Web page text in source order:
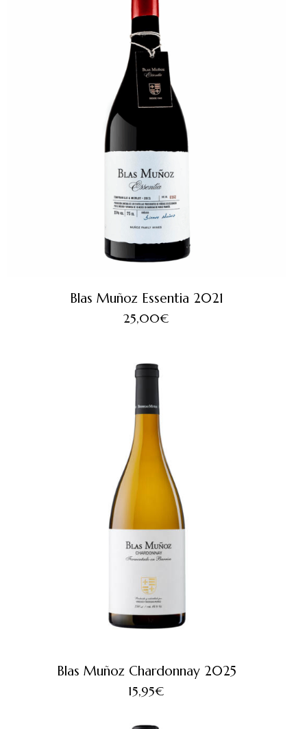
Blas Muñoz Essentia 2021
25,00€
Blas Muñoz Chardonnay 2025
15,95€